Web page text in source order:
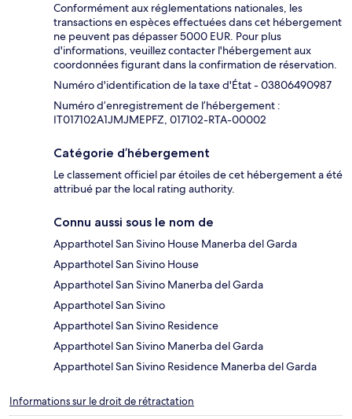
Conformément aux réglementations nationales, les
transactions en espèces effectuées dans cet hébergement
ne peuvent pas dépasser 5000 EUR. Pour plus
d'informations, veuillez contacter l'hébergement aux
coordonnées figurant dans la confirmation de réservation.
Numéro d'identification de la taxe d'État - 03806490987
Numéro d’enregistrement de l’hébergement :
IT017102A1JMJMEPFZ, 017102-RTA-00002
Catégorie d’hébergement
Le classement officiel par étoiles de cet hébergement a été
attribué par the local rating authority.
Connu aussi sous le nom de
Apparthotel San Sivino House Manerba del Garda
Apparthotel San Sivino House
Apparthotel San Sivino Manerba del Garda
Apparthotel San Sivino
Apparthotel San Sivino Residence
Apparthotel San Sivino Manerba del Garda
Apparthotel San Sivino Residence Manerba del Garda
Informations sur le droit de rétractation